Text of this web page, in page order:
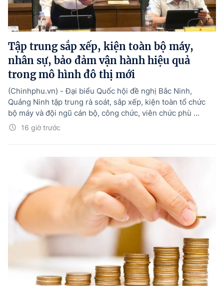
Tập trung sắp xếp, kiện toàn bộ máy,
nhân sự, bảo đảm vận hành hiệu quả
trong mô hình đô thị mới
16 giờ trước
(Chinhphu.vn) - Đại biểu Quốc hội đề nghị Bắc Ninh,
Quảng Ninh tập trung rà soát, sắp xếp, kiện toàn tổ chức
bộ máy và đội ngũ cán bộ, công chức, viên chức phù ...